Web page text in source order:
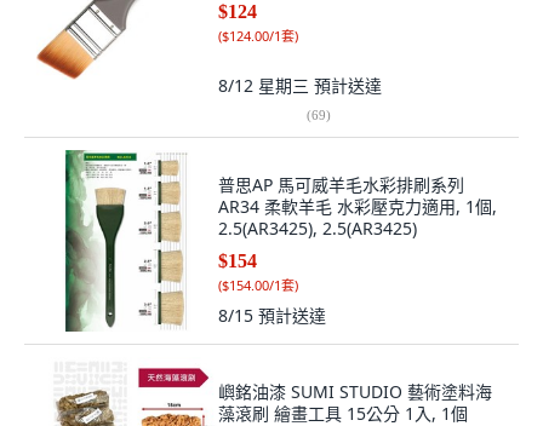
$124
($124.00/1套)
8/12 星期三 預計送達
(69)
普思AP 馬可威羊毛水彩排刷系列
AR34 柔軟羊毛 水彩壓克力適用, 1個,
2.5(AR3425), 2.5(AR3425)
$154
($154.00/1套)
8/15 預計送達
嶼銘油漆 SUMI STUDIO 藝術塗料海
藻滾刷 繪畫工具 15公分 1入, 1個